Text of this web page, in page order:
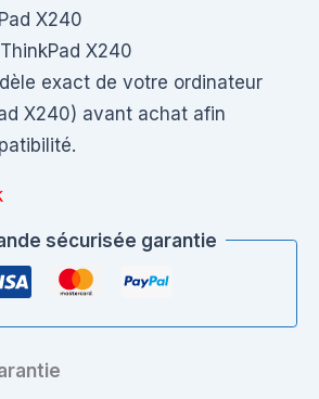
X240
X240
exact de votre ordinateur
X240) avant achat afin
sécurisée garantie